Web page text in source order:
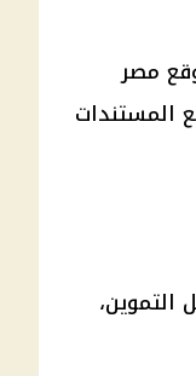
مصر
المستندات